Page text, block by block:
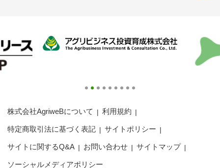
株式会社AgriweBについて 利用規約
特定商取引法に基づく表記 サイトポリシー
サイトに関するQ&A お問い合わせ サイトマップ
ソーシャルメディアポリシー